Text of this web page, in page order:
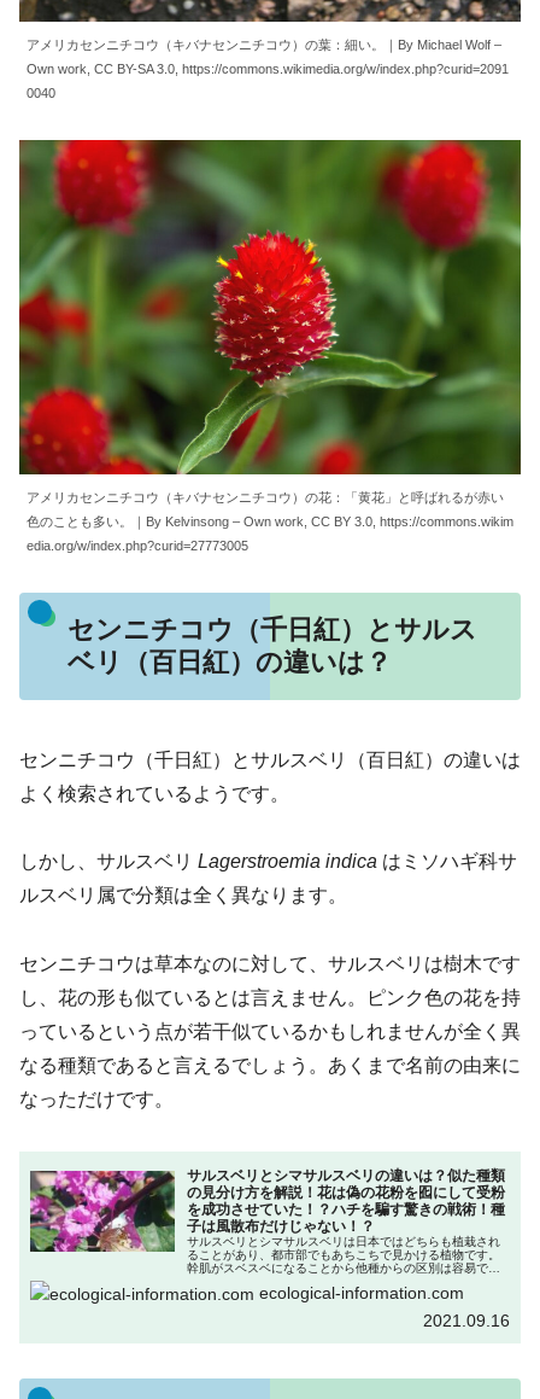
アメリカセンニチコウ（キバナセンニチコウ）の葉：細い。｜By Michael Wolf –
Own work, CC BY-SA 3.0, https://commons.wikimedia.org/w/index.php?curid=2091
0040
アメリカセンニチコウ（キバナセンニチコウ）の花：「黄花」と呼ばれるが赤い
色のことも多い。｜By Kelvinsong – Own work, CC BY 3.0, https://commons.wikim
edia.org/w/index.php?curid=27773005
センニチコウ（千日紅）とサルス
ベリ（百日紅）の違いは？
センニチコウ（千日紅）とサルスベリ（百日紅）の違いは
よく検索されているようです。
しかし、サルスベリ Lagerstroemia indica はミソハギ科サ
ルスベリ属で分類は全く異なります。
センニチコウは草本なのに対して、サルスベリは樹木です
し、花の形も似ているとは言えません。ピンク色の花を持
っているという点が若干似ているかもしれませんが全く異
なる種類であると言えるでしょう。あくまで名前の由来に
なっただけです。
サルスベリとシマサルスベリの違いは？似た種類
の見分け方を解説！花は偽の花粉を囮にして受粉
を成功させていた！？ハチを騙す驚きの戦術！種
子は風散布だけじゃない！？
サルスベリとシマサルスベリは日本ではどちらも植栽され
ることがあり、都市部でもあちこちで見かける植物です。
幹肌がスベスベになることから他種からの区別は容易です
ていると言っても良いかもしれま...
ecological-information.com
2021.09.16